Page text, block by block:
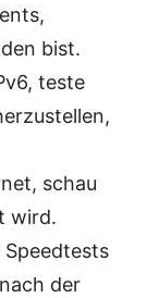
bist.
teste
schau
wird.
der